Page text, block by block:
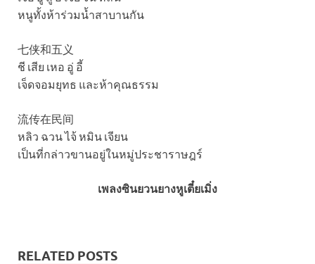
หนูทั้งห้าร่วมน้ำสาบานกัน
七侠和五义
ชี เสีย เหอ อู่ อี้
เจ็ดจอมยุทธ และห้าคุณธรรม
流传在民间
หลิว ฉวน ไจ้ หมิน เจียน
เป็นที่กล่าวขานอยู่ในหมู่ประชาราษฎร์
เพลงซินยวนยางหูเตี๋ยเมิ่ง
RELATED POSTS